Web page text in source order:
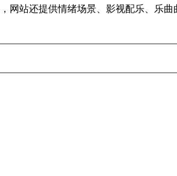
网站还提供情绪场景、影视配乐、乐